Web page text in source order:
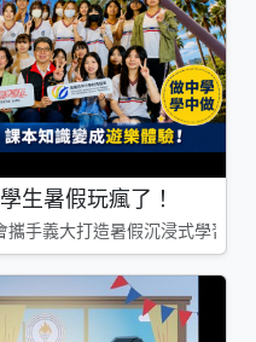
生暑假玩瘋了！
手義大打造暑假沉浸式學習基